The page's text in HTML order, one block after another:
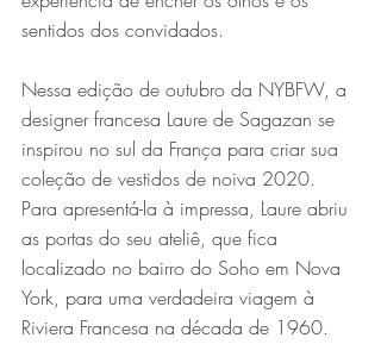
sentidos dos convidados.
Nessa edição de outubro da NYBFW, a
designer francesa Laure de Sagazan se
inspirou no sul da França para criar sua
coleção de vestidos de noiva 2020.
Para apresentá-la à impressa, Laure abriu
as portas do seu ateliê, que fica
localizado no bairro do Soho em Nova
York, para uma verdadeira viagem à
Riviera Francesa na década de 1960.